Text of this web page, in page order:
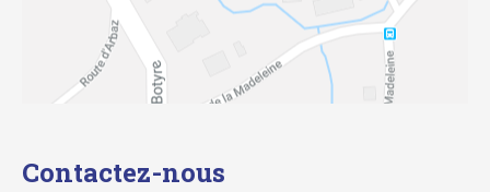
Contactez-nous